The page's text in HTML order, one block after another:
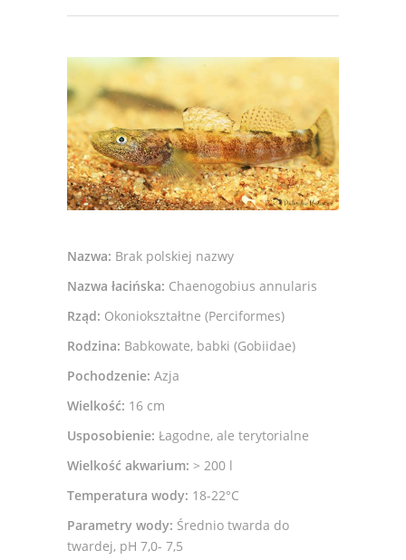
Nazwa: Brak polskiej nazwy
Nazwa łacińska: Chaenogobius annularis
Rząd: Okoniokształtne (Perciformes)
Rodzina: Babkowate, babki (Gobiidae)
Pochodzenie: Azja
Wielkość: 16 cm
Usposobienie: Łagodne, ale terytorialne
Wielkość akwarium: > 200 l
Temperatura wody: 18-22°C
Parametry wody: Średnio twarda do
twardej, pH 7,0- 7,5